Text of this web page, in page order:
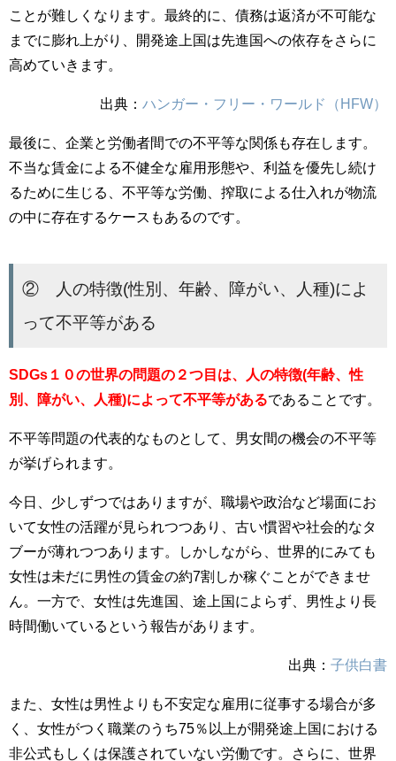
ことが難しくなります。最終的に、債務は返済が不可能な
までに膨れ上がり、開発途上国は先進国への依存をさらに
高めていきます。
出典： ハンガー・フリー・ワールド（HFW）
最後に、企業と労働者間での不平等な関係も存在します。
不当な賃金による不健全な雇用形態や、利益を優先し続け
るために生じる、不平等な労働、搾取による仕入れが物流
の中に存在するケースもあるのです。
② 人の特徴(性別、年齢、障がい、人種)によ
って不平等がある
SDGs１０の世界の問題の２つ目は、人の特徴(年齢、性
別、障がい、人種)によって不平等があるであることです。
不平等問題の代表的なものとして、男女間の機会の不平等
が挙げられます。
今日、少しずつではありますが、職場や政治など場面にお
いて女性の活躍が見られつつあり、古い慣習や社会的なタ
ブーが薄れつつあります。しかしながら、世界的にみても
女性は未だに男性の賃金の約7割しか稼ぐことができませ
ん。一方で、 女性は先進国、途上国によらず、男性より長
時間働いているという報告があります。
出典： 子供白書
また、女性は男性よりも不安定な雇用に従事する場合が多
く、女性がつく職業のうち75％以上が開発途上国における
非公式もしくは保護されていない労働です。さらに、世界